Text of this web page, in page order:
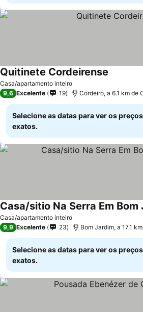
Casa/apartamento inteiro
Quitinete Cordeirense
9,6 Excelente 19 Cordeiro, a 6.1 km de
Selecione as datas para ver os preços
exatos.
Casa/apartamento inteiro
Casa/sitio Na Serra Em Bom
9,9 Excelente 23 Bom Jardim, a 17.1
Selecione as datas para ver os preços
exatos.